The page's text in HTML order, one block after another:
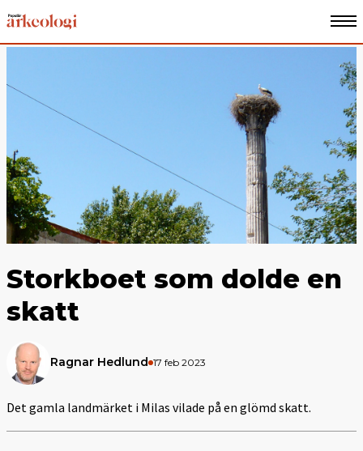
Storkboet som dolde en
skatt
Ragnar Hedlund 17 feb 2023
Det gamla landmärket i Milas vilade på en glömd skatt.